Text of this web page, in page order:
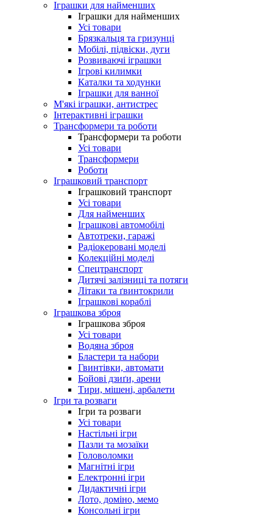
Іграшки для найменших
Іграшки для найменших
Усі товари
Брязкальця та гризунці
Мобілі, підвіски, дуги
Розвиваючі іграшки
Ігрові килимки
Каталки та ходунки
Іграшки для ванної
М'які іграшки, антистрес
Інтерактивні іграшки
Трансформери та роботи
Трансформери та роботи
Усі товари
Трансформери
Роботи
Іграшковий транспорт
Іграшковий транспорт
Усі товари
Для найменших
Іграшкові автомобілі
Автотреки, гаражі
Радіокеровані моделі
Колекційні моделі
Спецтранспорт
Дитячі залізниці та потяги
Літаки та ґвинтокрили
Іграшкові кораблі
Іграшкова зброя
Іграшкова зброя
Усі товари
Водяна зброя
Бластери та набори
Гвинтівки, автомати
Бойові дзиґи, арени
Тири, мішені, арбалети
Ігри та розваги
Ігри та розваги
Усі товари
Настільні ігри
Пазли та мозаїки
Головоломки
Магнітні ігри
Електронні ігри
Дидактичні ігри
Лото, доміно, мемо
Консольні ігри